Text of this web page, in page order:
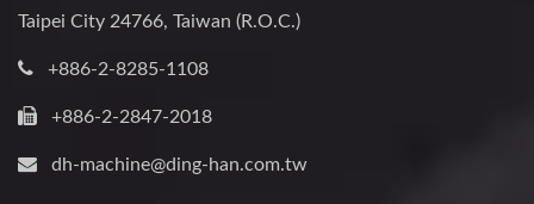
Taipei City 24766, Taiwan (R.O.C.)
+886-2-8285-1108
+886-2-2847-2018
dh-machine@ding-han.com.tw